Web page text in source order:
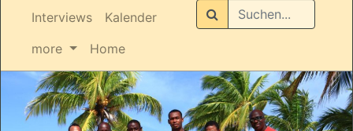
Interviews
Kalender
more
Home
Suchen